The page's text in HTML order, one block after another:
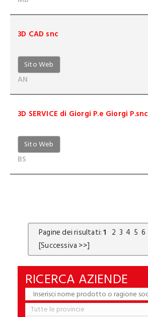
3D CAD snc
Sito Web
AN
3D SERVICE di Giorgi P.e Giorgi P.snc
Sito Web
BS
Pagine dei risultati:1 2 3 4 5 6
[Successiva >>]
RICERCA AZIENDE